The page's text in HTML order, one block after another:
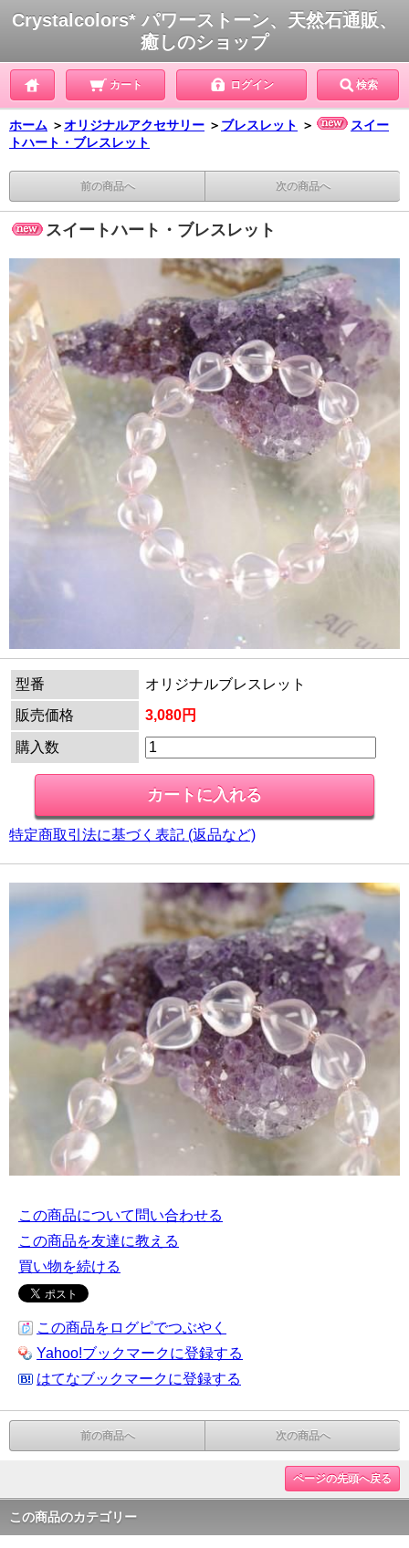
Crystalcolors* パワーストーン、天然石通販、
癒しのショップ
カート ログイン 検索
ホーム ＞オリジナルアクセサリー ＞ ブレスレット ＞
スイー
トハート・ブレスレット
前の商品へ 次の商品へ
スイートハート・ブレスレット
型番
オリジナルブレスレット
販売価格
3,080円
購入数
特定商取引法に基づく表記 (返品など)
この商品について問い合わせる
この商品を友達に教える
買い物を続ける
この商品をログピでつぶやく
Yahoo!ブックマークに登録する
はてなブックマークに登録する
前の商品へ 次の商品へ
ページの先頭へ戻る
この商品のカテゴリー